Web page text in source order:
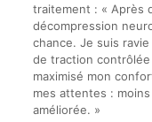
traitement : « Après
décompression
chance. Je suis ravie
de traction
maximisé mon
mes attentes :
améliorée. »